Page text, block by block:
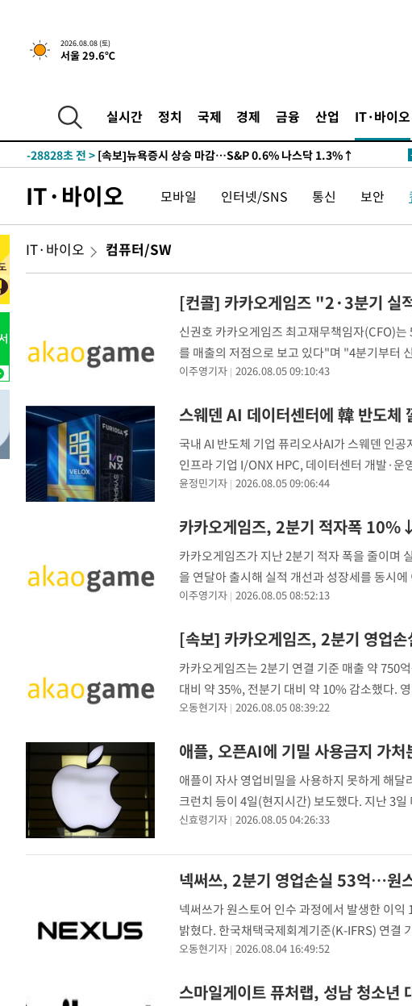
2026.08.08 (토)
서울 29.6℃
실시간 정치 국제 경제 금융 산업 IT·바이오
-28828초 전 > [속보]뉴욕증시 상승 마감…S&P 0.6% 나스닥 1.3%↑
IT·바이오 모바일 인터넷/SNS 통신 보안
IT·바이오 컴퓨터/SW
[컨콜] 카카오게임즈 "2·3분기 실
신권호 카카오게임즈 최고재무책임자(CFO)
를 매출의 저점으로 보고 있다"며 "4분기부터
날 것으로 예상한다"고 밝혔다. 카카오게임즈
이주영기자 2026.08.05 09:10:43
스웨덴 AI 데이터센터에 韓 반도
국내 AI 반도체 기업 퓨리오사AI가 스웨덴 인
인프라 기업 I/ONX HPC, 데이터센터 개발·
데이터센터 구축 프로젝트에 참여한다고 5일
윤정민기자 2026.08.05 09:06:44
카카오게임즈, 2분기 적자폭
카카오게임즈가 지난 2분기 적자 폭을 줄이며
을 연달아 출시해 실적 개선과 성장세를 동시
는 올해 2분기 연결 기준 매출 750억 원, 영업
이주영기자 2026.08.05 08:52:13
[속보] 카카오게임즈, 2분기 영업
카카오게임즈는 2분기 연결 기준 매출 약 750
대비 약 35%, 전분기 대비 약 10% 감소했다.
자 폭을 약 10% 줄였다.
오동현기자 2026.08.05 08:39:22
애플, 오픈AI에 기밀 사용금지 가
애플이 자사 영업비밀을 사용하지 못하게 해
크런치 등이 4일(현지시간) 보도했다. 지난 3
픈AI와 애플 출신 임직원인 창 리우, 탕 유 탄
신효령기자 2026.08.05 04:26:33
넥써쓰, 2분기 영업손실 53억…원
넥써쓰가 원스토어 인수 과정에서 발생한 이
밝혔다. 한국채택국제회계기준(K-IFRS) 연결
매출액은 174억2000만원으로 전년 동기 대비
오동현기자 2026.08.04 16:49:52
스마일게이트 퓨처랩, 성남 청소년